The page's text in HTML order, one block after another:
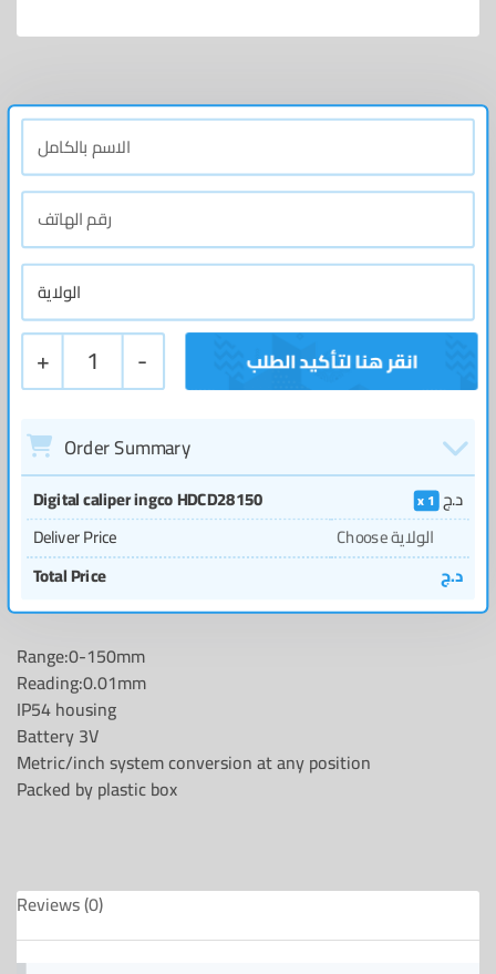
+ 1 -
Order Summary
Digital caliper ingco HDCD28150 1 د.ج
Deliver Price
Choose الولاية
Total Price
د.ج
Range:0-150mm
Reading:0.01mm
IP54 housing
Battery 3V
Metric/inch system conversion at any position
Packed by plastic box
Reviews (0)